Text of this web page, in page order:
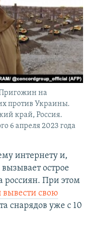
на
против Украины.
край, Россия.
6 апреля 2023 года
интернету и,
острое
россиян. При этом
вывести свою
снарядов уже с 10